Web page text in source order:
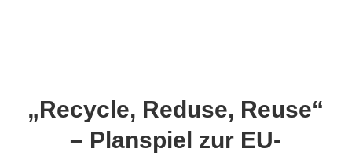
„Recycle, Reduse, Reuse“
– Planspiel zur EU-